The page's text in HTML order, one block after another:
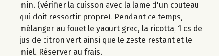
min. (vérifier la cuisson avec la lame d'un couteau
qui doit ressortir propre). Pendant ce temps,
mélanger au fouet le yaourt grec, la ricotta, 1 cs de
jus de citron vert ainsi que le zeste restant et le
miel. Réserver au frais.